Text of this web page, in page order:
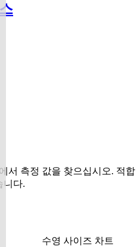
서 측정 값을 찾으십시오. 적합
니다.
수영 사이즈 차트